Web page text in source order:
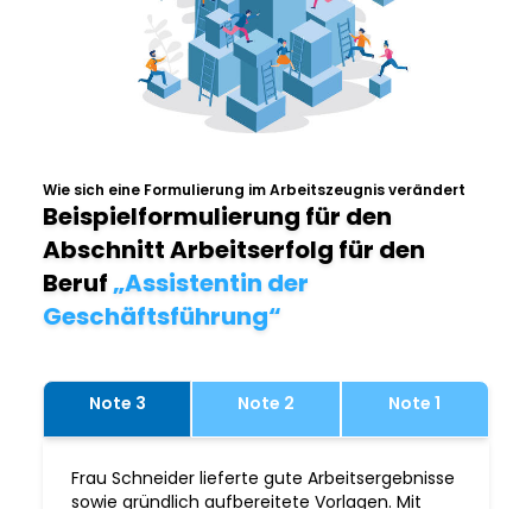
Wie sich eine Formulierung im Arbeitszeugnis verändert
Beispielformulierung für den
Abschnitt Arbeitserfolg für den
Beruf„Assistentin der
Geschäftsführung“
Note 3 Note 2 Note 1
Frau Schneider lieferte gute Arbeitsergebnisse
sowie gründlich aufbereitete Vorlagen. Mit